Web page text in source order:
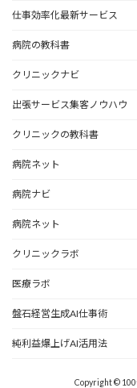
仕事効率化最新サービス
病院の教科書
クリニックナビ
出張サービス集客ノウハウ
クリニックの教科書
病院ネット
病院ナビ
病院ネット
クリニックラボ
医療ラボ
盤石経営生成AI仕事術
純利益爆上げAI活用法
Copyright ©